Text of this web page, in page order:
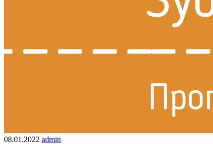
08.01.2022 admin